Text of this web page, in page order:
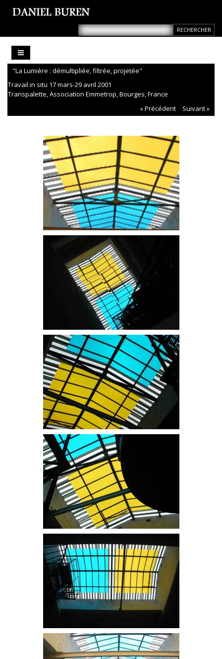
"La Lumière : démultipliée, filtrée, projetée"
Travail in situ 17 mars-29 avril 2001
Transpalette, Association Emmetrop, Bourges, France
« Précédent
Suivant »